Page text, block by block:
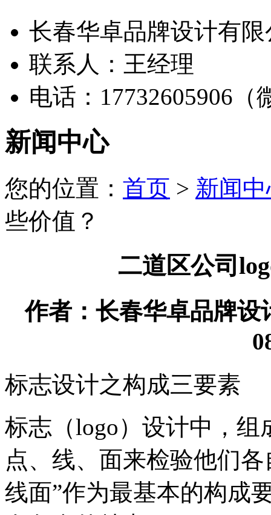
长春华卓品牌设计有限
联系人：王经理
电话：17732605906（
新闻中心
您的位置： 首页 > 新闻
些价值？
二道区公司
作者：长春华卓品牌设
标志设计之构成三要素
标志（logo）设计中，
点、线、面来检验他们
线面”作为最基本的构成